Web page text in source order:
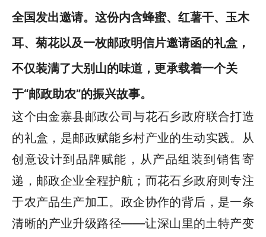
全国发出邀请。这份内含蜂蜜、红薯干、玉木
耳、菊花以及一枚邮政明信片邀请函的礼盒，
不仅装满了大别山的味道，更承载着一个关
于“邮政助农”的振兴故事。
这个由金寨县邮政公司与花石乡政府联合打造
的礼盒，是邮政赋能乡村产业的生动实践。从
创意设计到品牌赋能，从产品组装到销售寄
递，邮政企业全程护航；而花石乡政府则专注
于农产品生产加工。政企协作的背后，是一条
清晰的产业升级路径——让深山里的土特产变